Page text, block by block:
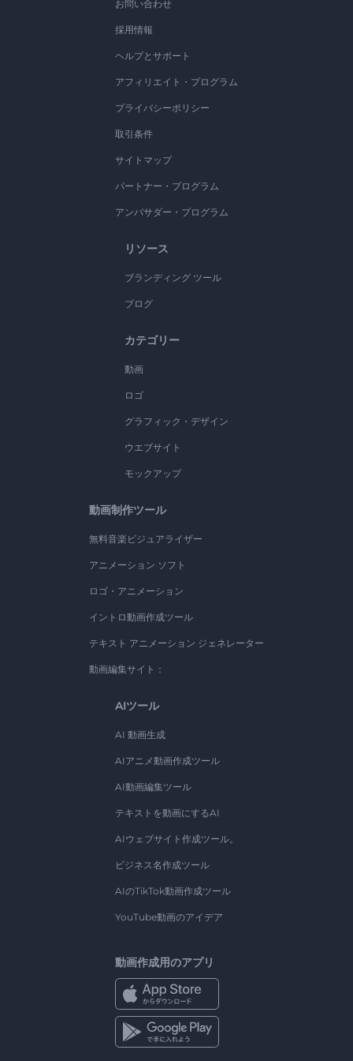
お問い合わせ
採用情報
ヘルプとサポート
アフィリエイト・プログラム
プライバシーポリシー
取引条件
サイトマップ
パートナー・プログラム
アンバサダー・プログラム
リソース
ブランディング ツール
ブログ
カテゴリー
動画
ロゴ
グラフィック・デザイン
ウエブサイト
モックアップ
動画制作ツール
無料音楽ビジュアライザー
アニメーション ソフト
ロゴ・アニメーション
イントロ動画作成ツール
テキスト アニメーション ジェネレーター
動画編集サイト：
AIツール
AI 動画生成
AIアニメ動画作成ツール
AI動画編集ツール
テキストを動画にするAI
AIウェブサイト作成ツール。
ビジネス名作成ツール
AIのTikTok動画作成ツール
YouTube動画のアイデア
動画作成用のアプリ